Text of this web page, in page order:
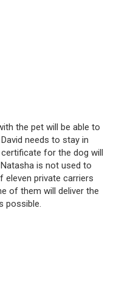
the pet will be able to
needs to stay in
for the dog will
is not used to
eleven private carriers
of them will deliver the
possible.